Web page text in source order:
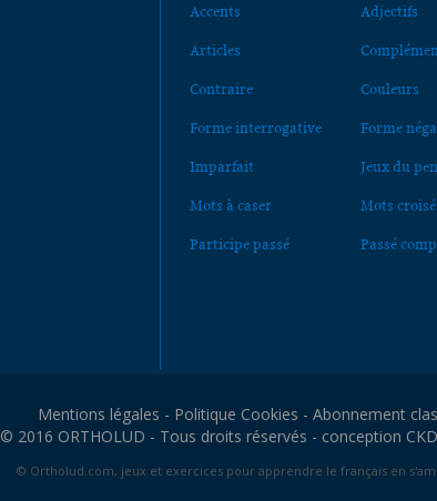
Accents Adjectifs
Articles
Contraire Couleurs
Forme interrogative Forme
Imparfait Jeux du
Mots à caser Mots
Participe passé Passé
Mentions légales - Politique Cookies - Abonnement
© 2016 ORTHOLUD - Tous droits réservés - conception
© Ortholud.com, jeux et exercices pour apprendre le français en